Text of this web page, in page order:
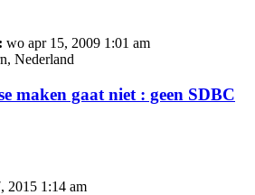
wo apr 15, 2009 1:01 am
Nederland
maken gaat niet : geen SDBC
2015 1:14 am